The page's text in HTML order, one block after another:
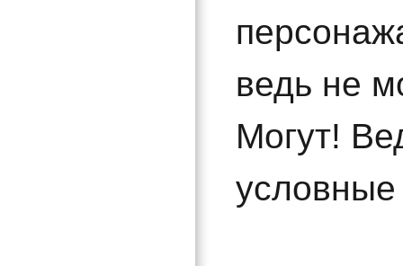
ведь не
Могут!